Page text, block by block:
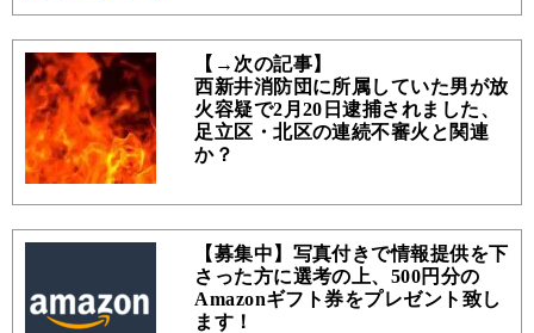
【→次の記事】
西新井消防団に所属していた男が放
火容疑で2月20日逮捕されました、
足立区・北区の連続不審火と関連
か？
【募集中】写真付きで情報提供を下
さった方に選考の上、500円分の
Amazonギフト券をプレゼント致し
ます！